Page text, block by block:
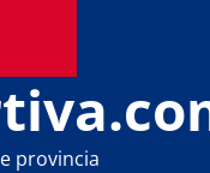
provincia